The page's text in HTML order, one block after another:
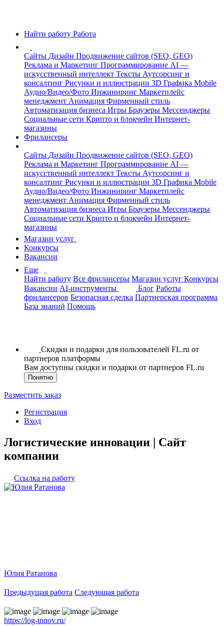
Найти работу Работа
Сайты Дизайн Продвижение сайтов (SEO, GEO)
Реклама и Маркетинг Программирование AI —
искусственный интеллект Тексты Аутсорсинг и
консалтинг Рисунки и иллюстрации 3D Графика Mobile
Аудио/Видео/Фото Инжиниринг Маркетплейс
менеджмент Анимация Фирменный стиль
Автоматизация бизнеса Игры Браузеры Мессенджеры
Социальные сети Крипто и блокчейн Интернет-
магазины
Фрилансеры
Сайты Дизайн Продвижение сайтов (SEO, GEO)
Реклама и Маркетинг Программирование AI —
искусственный интеллект Тексты Аутсорсинг и
консалтинг Рисунки и иллюстрации 3D Графика Mobile
Аудио/Видео/Фото Инжиниринг Маркетплейс
менеджмент Анимация Фирменный стиль
Автоматизация бизнеса Игры Браузеры Мессенджеры
Социальные сети Крипто и блокчейн Интернет-
магазины
Магазин услуг
Конкурсы
Вакансии
Еще
Найти работу Все фрилансеры Магазин услуг Конкурсы
Вакансии AI-инструменты Блог Работы
фрилансеров Безопасная сделка Партнерская программа
База знаний Помощь
Скидки и подарки для пользователей FL.ru от
партнеров платформы
Вам доступны скидки и подарки от партнеров FL.ru
Понятно
Разместить заказ
Регистрация
Вход
Логистические инновации | Сайт
компании
Ссылка на работу
Юлия Ратанова
Предыдущая работа Следующая работа
https://log-innov.ru/